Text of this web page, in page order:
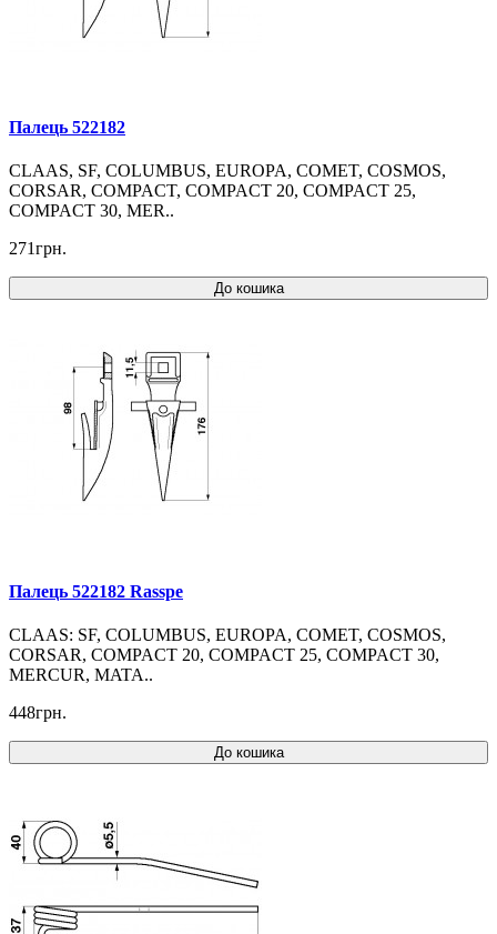
Палець 522182
CLAAS, SF, COLUMBUS, EUROPA, COMET, COSMOS,
CORSAR, COMPACT, COMPACT 20, COMPACT 25,
COMPACT 30, MER..
271грн.
До кошика
Палець 522182 Rasspe
CLAAS: SF, COLUMBUS, EUROPA, COMET, COSMOS,
CORSAR, COMPACT 20, COMPACT 25, COMPACT 30,
MERCUR, MATA..
448грн.
До кошика